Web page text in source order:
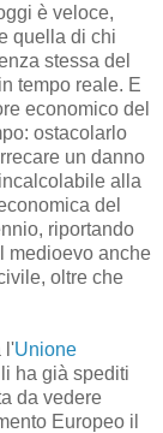
è veloce,
quella di chi
stessa del
tempo reale. E
economico del
ostacolarlo
un danno
alla
del
riportando
medioevo anche
oltre che
l'Unione
ha già spediti
da vedere
Europeo il